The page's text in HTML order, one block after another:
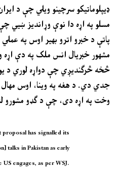
ډیپلوماتیکو سرچینو ویلي چې د
مسلو په اړه دا نوې وړاندیز ښيي
پاتې د خبرو اترو بهیر اوس په
مشهور خبریال انس ملک په دې اړه
څخه څرګندیږي چې دواړه لوري د
جدي دي. د هغه په وینا، اوس
وخت په اړه دی، چې د ګډو مشورو
has signalled its
talks in Pakistan as early
US engages, as per WSJ.